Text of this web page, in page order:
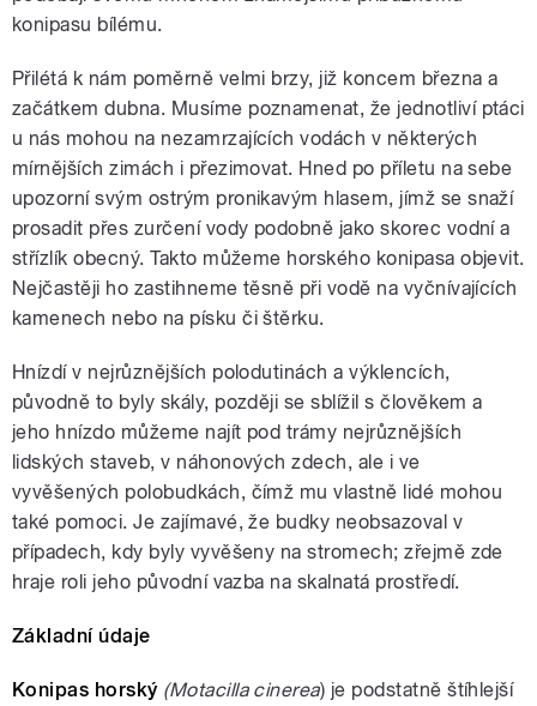
konipasu bílému.
Přilétá k nám poměrně velmi brzy, již koncem března a
začátkem dubna. Musíme poznamenat, že jednotliví ptáci
u nás mohou na nezamrzajících vodách v některých
mírnějších zimách i přezimovat. Hned po příletu na sebe
upozorní svým ostrým pronikavým hlasem, jímž se snaží
prosadit přes zurčení vody podobně jako skorec vodní a
střízlík obecný. Takto můžeme horského konipasa objevit.
Nejčastěji ho zastihneme těsně při vodě na vyčnívajících
kamenech nebo na písku či štěrku.
Hnízdí v nejrůznějších polodutinách a výklencích,
původně to byly skály, později se sblížil s člověkem a
jeho hnízdo můžeme najít pod trámy nejrůznějších
lidských staveb, v náhonových zdech, ale i ve
vyvěšených polobudkách, čímž mu vlastně lidé mohou
také pomoci. Je zajímavé, že budky neobsazoval v
případech, kdy byly vyvěšeny na stromech; zřejmě zde
hraje roli jeho původní vazba na skalnatá prostředí.
Základní údaje
Konipas horský (Motacilla cinerea) je podstatně štíhlejší